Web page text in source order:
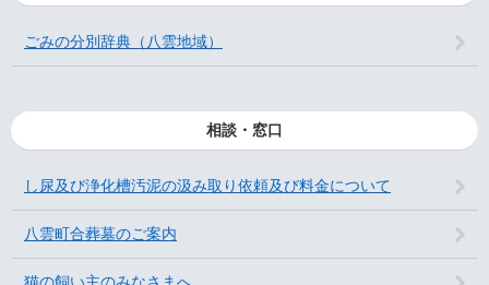
ごみの分別辞典（八雲地域）
相談・窓口
し尿及び浄化槽汚泥の汲み取り依頼及び料金について
八雲町合葬墓のご案内